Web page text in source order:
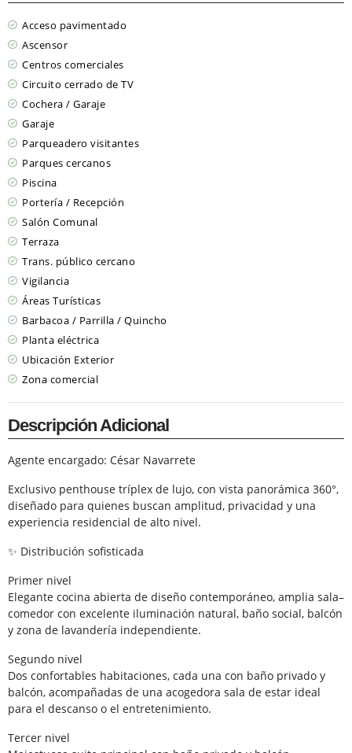
Acceso pavimentado
Ascensor
Centros comerciales
Circuito cerrado de TV
Cochera / Garaje
Garaje
Parqueadero visitantes
Parques cercanos
Piscina
Portería / Recepción
Salón Comunal
Terraza
Trans. público cercano
Vigilancia
Áreas Turísticas
Barbacoa / Parrilla / Quincho
Planta eléctrica
Ubicación Exterior
Zona comercial
Descripción Adicional
Agente encargado: César Navarrete
Exclusivo penthouse tríplex de lujo, con vista panorámica 360°,
diseñado para quienes buscan amplitud, privacidad y una
experiencia residencial de alto nivel.
✨ Distribución sofisticada
Primer nivel
Elegante cocina abierta de diseño contemporáneo, amplia sala–
comedor con excelente iluminación natural, baño social, balcón
y zona de lavandería independiente.
Segundo nivel
Dos confortables habitaciones, cada una con baño privado y
balcón, acompañadas de una acogedora sala de estar ideal
para el descanso o el entretenimiento.
Tercer nivel